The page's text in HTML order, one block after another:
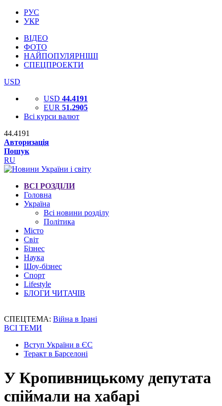
РУС
УКР
ВІДЕО
ФОТО
НАЙПОПУЛЯРНІШІ
СПЕЦПРОЕКТИ
USD
USD 44.4191
EUR 51.2905
Всі курси валют
44.4191
Авторизація
Пошук
RU
ВСІ РОЗДІЛИ
Головна
Україна
Всі новини розділу
Політика
Місто
Світ
Бізнес
Наука
Шоу-бізнес
Спорт
Lifestyle
БЛОГИ ЧИТАЧІВ
СПЕЦТЕМА: Війна в Ірані
ВСІ ТЕМИ
Вступ України в ЄС
Теракт в Барселоні
У Кропивницькому депутата
спіймали на хабарі